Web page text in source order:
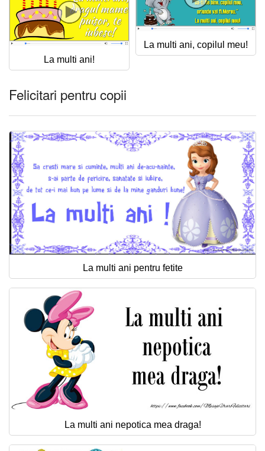
La multi ani, copilul meu!
La multi ani!
Felicitari pentru copii
La multi ani pentru fetite
La multi ani nepotica mea draga!